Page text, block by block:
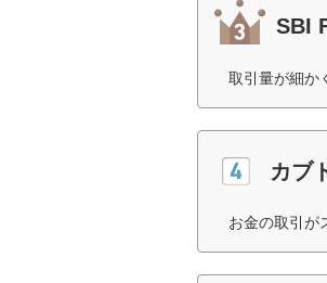
SBI
取引量が細か
カブ
お金の取引が